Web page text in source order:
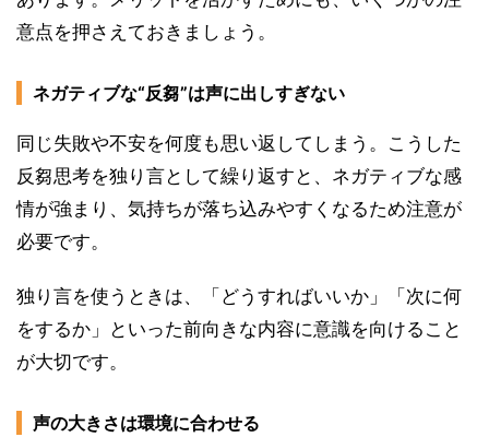
意点を押さえておきましょう。
ネガティブな“反芻”は声に出しすぎない
同じ失敗や不安を何度も思い返してしまう。こうした
反芻思考を独り言として繰り返すと、ネガティブな感
情が強まり、気持ちが落ち込みやすくなるため注意が
必要です。
独り言を使うときは、「どうすればいいか」「次に何
をするか」といった前向きな内容に意識を向けること
が大切です。
声の大きさは環境に合わせる